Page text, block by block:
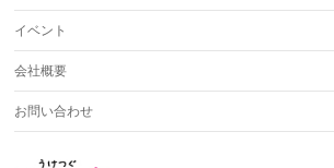
イベント
会社概要
お問い合わせ